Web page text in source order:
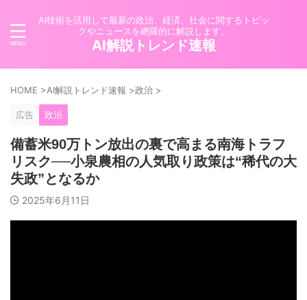
AI技術を活用して最新の政治、経済、社会に関するトピッ
クやニュースを網羅的に解説します。
AI解説トレンド速報
HOME >AI解説トレンド速報 >政治 >
広告 政治
備蓄米90万トン放出の裏で高まる南海トラフ
リスク──小泉農相の人気取り政策は“稀代の大
失政”となるか
2025年6月11日